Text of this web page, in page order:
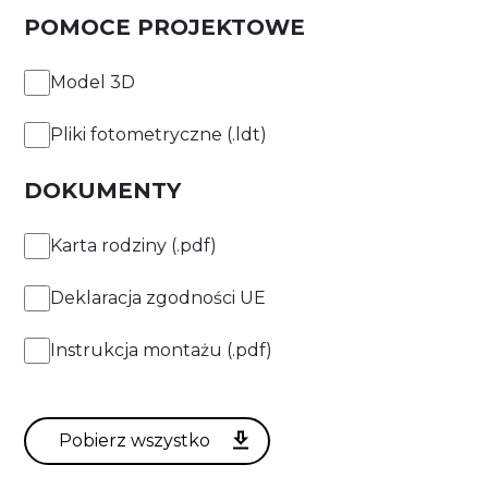
POMOCE PROJEKTOWE
Model 3D
Pliki fotometryczne (.ldt)
DOKUMENTY
Karta rodziny (.pdf)
Deklaracja zgodności UE
Instrukcja montażu (.pdf)